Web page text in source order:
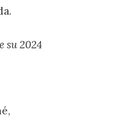
su 2024